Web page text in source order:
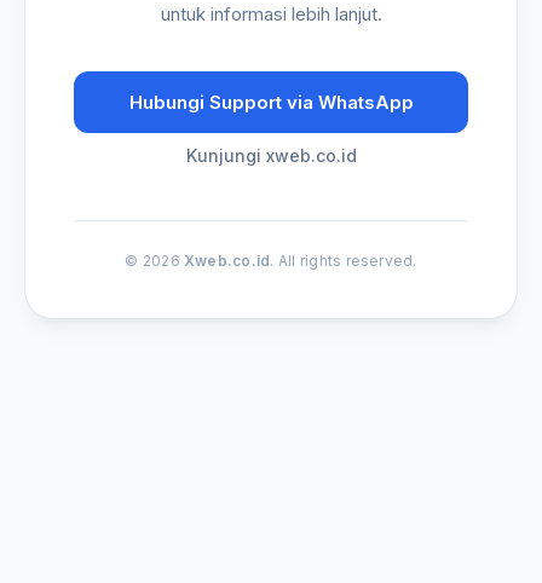
untuk informasi lebih lanjut.
Hubungi Support via WhatsApp
Kunjungi xweb.co.id
© 2026 Xweb.co.id. All rights reserved.